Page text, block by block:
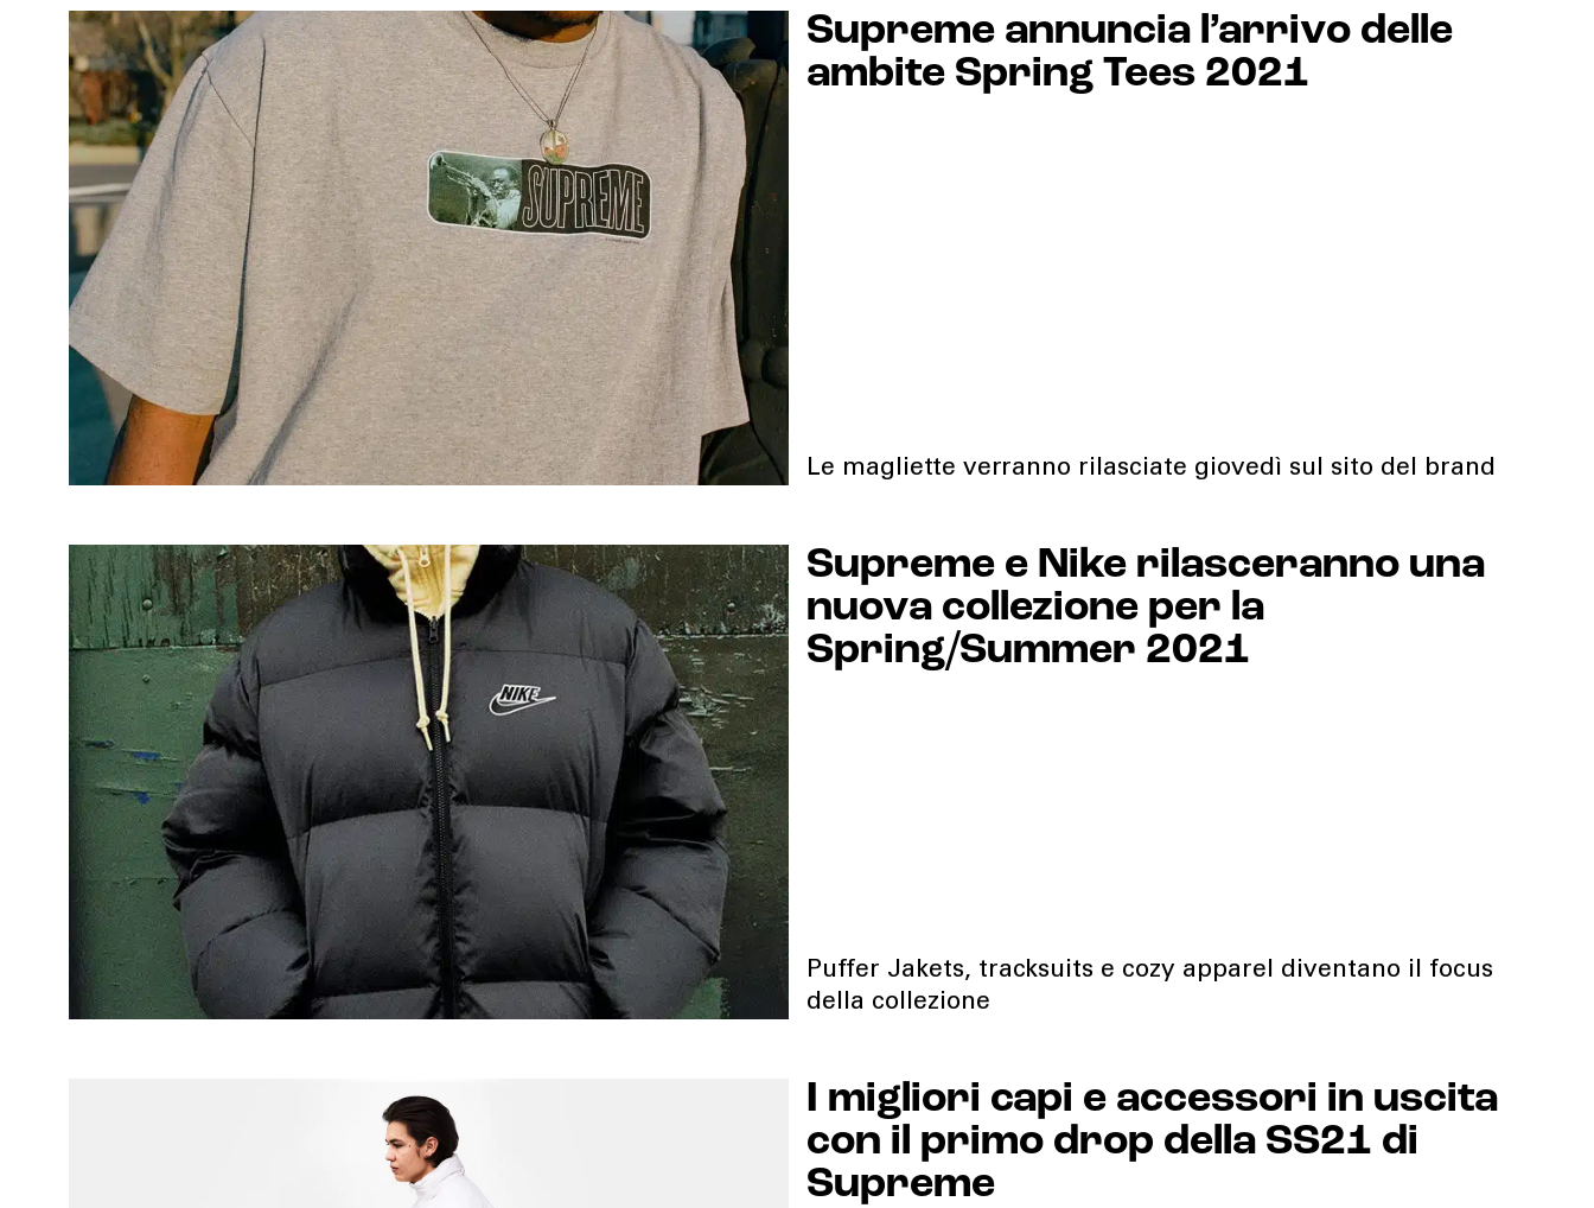
Supreme annuncia l’arrivo delle
ambite Spring Tees 2021
Le magliette verranno rilasciate giovedì sul sito del brand
Supreme e Nike rilasceranno una
nuova collezione per la
Spring/Summer 2021
Puffer Jakets, tracksuits e cozy apparel diventano il focus
della collezione
I migliori capi e accessori in uscita
con il primo drop della SS21 di
Supreme